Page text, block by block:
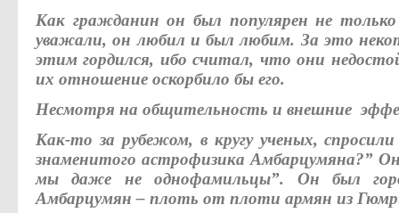
Как гражданин он был популярен не
уважали, он любил и был любим. За это
этим гордился, ибо считал, что они
их отношение оскорбило бы его.
Несмотря на общительность и внешние
Как-то за рубежом, в кругу ученых,
знаменитого астрофизика Амбарцумяна?”
мы даже не однофамильцы”. Он был
Амбарцумян – плоть от плоти армян из